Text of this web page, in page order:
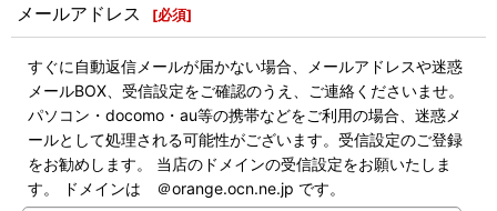
メールアドレス [必須]
すぐに自動返信メールが届かない場合、メールアドレスや迷惑
メールBOX、受信設定をご確認のうえ、ご連絡くださいませ。
パソコン・docomo・au等の携帯などをご利用の場合、迷惑メ
ールとして処理される可能性がございます。受信設定のご登録
をお勧めします。 当店のドメインの受信設定をお願いたしま
す。 ドメインは ＠orange.ocn.ne.jp です。